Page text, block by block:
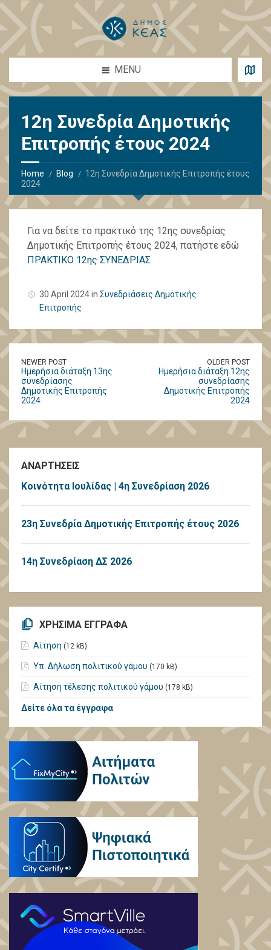
MENU
12η Συνεδρία Δημοτικής
Επιτροπής έτους 2024
Home Blog
12η Συνεδρία Δημοτικής Επιτροπής έτους
2024
Για να δείτε το πρακτικό της 12ης συνεδρίας
Δημοτικής Επιτροπής έτους 2024, πατήστε εδώ
ΠΡΑΚΤΙΚΟ 12ης ΣΥΝΕΔΡΙΑΣ
30 April 2024 in Συνεδριάσεις Δημοτικής
Επιτροπής
NEWER POST
Ημερήσια διάταξη 13ης
συνεδρίασης
Δημοτικής Επιτροπής
2024
OLDER POST
Ημερήσια διάταξη 12ης
συνεδρίασης
Δημοτικής Επιτροπής
2024
ΑΝΑΡΤΗΣΕΙΣ
Κοινότητα Ιουλίδας | 4η Συνεδρίαση 2026
23η Συνεδρία Δημοτικής Επιτροπής έτους 2026
14η Συνεδρίαση ΔΣ 2026
ΧΡΗΣΙΜΑ ΕΓΓΡΑΦΑ
Αίτηση (12 kB)
Υπ. Δήλωση πολιτικού γάμου (170 kB)
Αίτηση τέλεσης πολιτικού γάμου (178 kB)
Δείτε όλα τα έγγραφα